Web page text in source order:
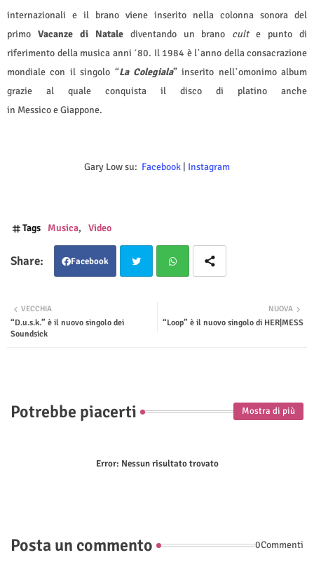
internazionali e il brano viene inserito nella colonna sonora del
primo Vacanze di Natalediventando un brano culte punto di
riferimento della musica anni ‘80. Il 1984 è l’anno della consacrazione
mondiale con il singolo “La Colegiala” inserito nell’omonimo album
grazie al quale conquista il disco di platino anche
in Messico e Giappone.
Gary Low su: Facebook Instagram
Tags Musica Video
Facebook
tsap
NUOVA
“Loop” è il nuovo singolo di HER|MESS
VECCHIA
“D.u.s.k.” è il nuovo singolo dei
Soundsick
Potrebbe piacerti Mostra di più
Error: Nessun risultato trovato
Posta un commento 0Commenti